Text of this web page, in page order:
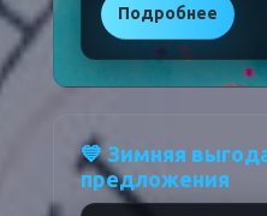
Подробнее
💙 Зимняя
предложения